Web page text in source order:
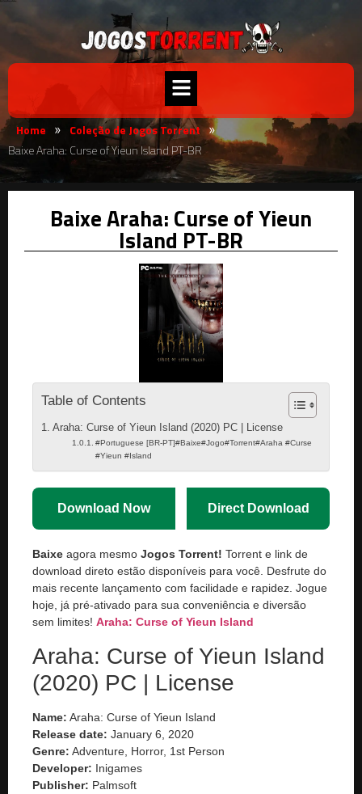
Home » Coleção de Jogos Torrent »
Baixe Araha: Curse of Yieun Island PT-BR
Baixe Araha: Curse of Yieun
Island PT-BR
Table of Contents
Araha: Curse of Yieun Island (2020) PC | License
#Portuguese [BR-PT]#Baixe#Jogo#Torrent#Araha #Curse
#Yieun #Island
Download Now Direct Download
Baixe agora mesmo Jogos Torrent! Torrent e link de
download direto estão disponíveis para você. Desfrute do
mais recente lançamento com facilidade e rapidez. Jogue
hoje, já pré-ativado para sua conveniência e diversão
sem limites! Araha: Curse of Yieun Island
Araha: Curse of Yieun Island
(2020) PC | License
Name: Araha: Curse of Yieun Island
Release date: January 6, 2020
Genre: Adventure, Horror, 1st Person
Developer: Inigames
Publisher: Palmsoft